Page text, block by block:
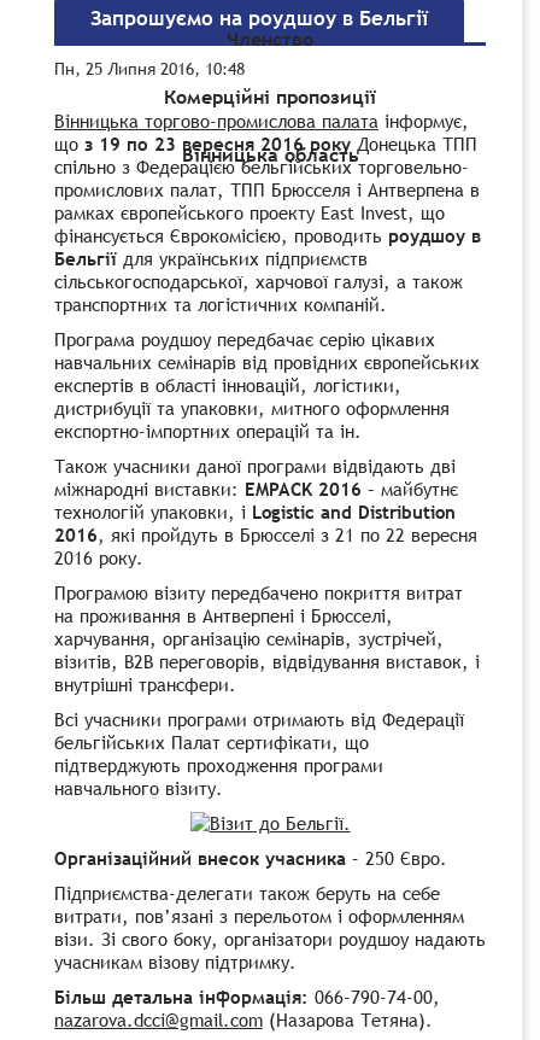
Членство
Комерційні пропозиції
Вінницька область
Запрошуємо на роудшоу в Бельгії
Пн, 25 Липня 2016, 10:48
Вінницька торгово-промислова палата інформує,
що з 19 по 23 вересня 2016 року Донецька ТПП
спільно з Федерацією бельгійських торговельно-
промислових палат, ТПП Брюсселя і Антверпена в
рамках європейського проекту East Invest, що
фінансується Єврокомісією, проводить роудшоу в
Бельгії для українських підприємств
сільськогосподарської, харчової галузі, а також
транспортних та логістичних компаній.
Програма роудшоу передбачає серію цікавих
навчальних семінарів від провідних європейських
експертів в області інновацій, логістики,
дистрибуції та упаковки, митного оформлення
експортно-імпортних операцій та ін.
Також учасники даної програми відвідають дві
міжнародні виставки: EMPACK 2016 – майбутнє
технологій упаковки, і Logistic and Distribution
2016, які пройдуть в Брюсселі з 21 по 22 вересня
2016 року.
Програмою візиту передбачено покриття витрат
на проживання в Антверпені і Брюсселі,
харчування, організацію семінарів, зустрічей,
візитів, B2B переговорів, відвідування виставок, і
внутрішні трансфери.
Всі учасники програми отримають від Федерації
бельгійських Палат сертифікати, що
підтверджують проходження програми
навчального візиту.
Організаційний внесок учасника – 250 Євро.
Підприємства-делегати також беруть на себе
витрати, пов’язані з перельотом і оформленням
візи. Зі свого боку, організатори роудшоу надають
учасникам візову підтримку.
Більш детальна інформація: 066-790-74-00,
nazarova.dcci@gmail.com (Назарова Тетяна).